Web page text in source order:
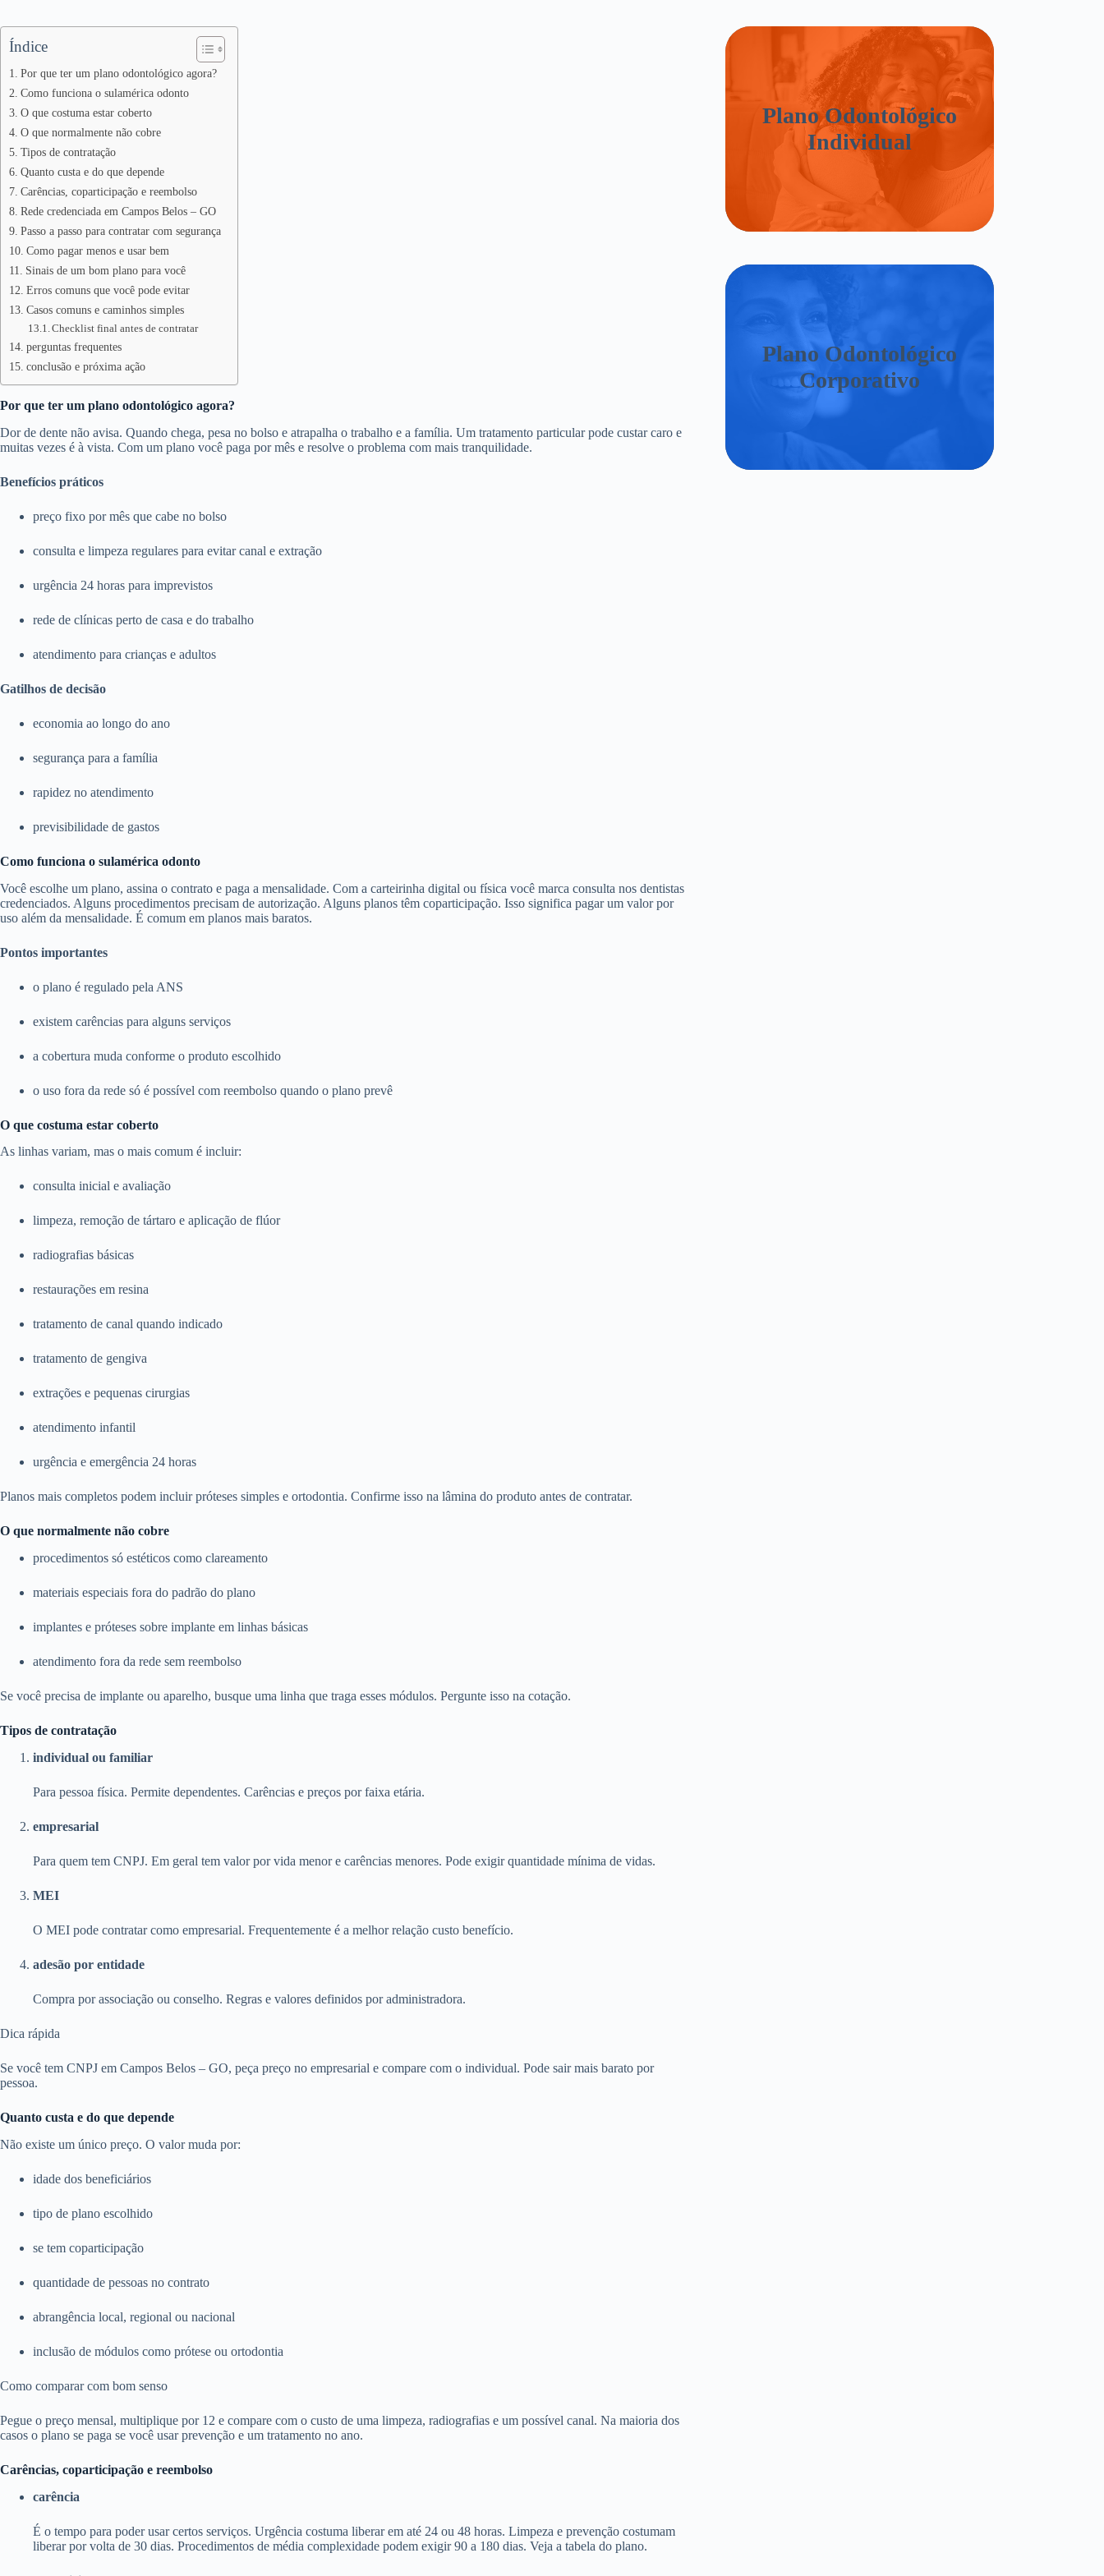
Índice
Por que ter um plano odontológico agora?
Como funciona o sulamérica odonto
O que costuma estar coberto
O que normalmente não cobre
Tipos de contratação
Quanto custa e do que depende
Carências, coparticipação e reembolso
Rede credenciada em Campos Belos – GO
Passo a passo para contratar com segurança
Como pagar menos e usar bem
Sinais de um bom plano para você
Erros comuns que você pode evitar
Casos comuns e caminhos simples
Checklist final antes de contratar
perguntas frequentes
conclusão e próxima ação
Por que ter um plano odontológico agora?
Dor de dente não avisa. Quando chega, pesa no bolso e atrapalha o trabalho e a família. Um tratamento particular pode custar caro e
muitas vezes é à vista. Com um plano você paga por mês e resolve o problema com mais tranquilidade.
Benefícios práticos
preço fixo por mês que cabe no bolso
consulta e limpeza regulares para evitar canal e extração
urgência 24 horas para imprevistos
rede de clínicas perto de casa e do trabalho
atendimento para crianças e adultos
Gatilhos de decisão
economia ao longo do ano
segurança para a família
rapidez no atendimento
previsibilidade de gastos
Como funciona o sulamérica odonto
Você escolhe um plano, assina o contrato e paga a mensalidade. Com a carteirinha digital ou física você marca consulta nos dentistas
credenciados. Alguns procedimentos precisam de autorização. Alguns planos têm coparticipação. Isso significa pagar um valor por
uso além da mensalidade. É comum em planos mais baratos.
Pontos importantes
o plano é regulado pela ANS
existem carências para alguns serviços
a cobertura muda conforme o produto escolhido
o uso fora da rede só é possível com reembolso quando o plano prevê
O que costuma estar coberto
As linhas variam, mas o mais comum é incluir:
consulta inicial e avaliação
limpeza, remoção de tártaro e aplicação de flúor
radiografias básicas
restaurações em resina
tratamento de canal quando indicado
tratamento de gengiva
extrações e pequenas cirurgias
atendimento infantil
urgência e emergência 24 horas
Planos mais completos podem incluir próteses simples e ortodontia. Confirme isso na lâmina do produto antes de contratar.
O que normalmente não cobre
procedimentos só estéticos como clareamento
materiais especiais fora do padrão do plano
implantes e próteses sobre implante em linhas básicas
atendimento fora da rede sem reembolso
Se você precisa de implante ou aparelho, busque uma linha que traga esses módulos. Pergunte isso na cotação.
Tipos de contratação
individual ou familiar
Para pessoa física. Permite dependentes. Carências e preços por faixa etária.
empresarial
Para quem tem CNPJ. Em geral tem valor por vida menor e carências menores. Pode exigir quantidade mínima de vidas.
MEI
O MEI pode contratar como empresarial. Frequentemente é a melhor relação custo benefício.
adesão por entidade
Compra por associação ou conselho. Regras e valores definidos por administradora.
Dica rápida
Se você tem CNPJ em Campos Belos – GO, peça preço no empresarial e compare com o individual. Pode sair mais barato por
pessoa.
Quanto custa e do que depende
Não existe um único preço. O valor muda por:
idade dos beneficiários
tipo de plano escolhido
se tem coparticipação
quantidade de pessoas no contrato
abrangência local, regional ou nacional
inclusão de módulos como prótese ou ortodontia
Como comparar com bom senso
Pegue o preço mensal, multiplique por 12 e compare com o custo de uma limpeza, radiografias e um possível canal. Na maioria dos
casos o plano se paga se você usar prevenção e um tratamento no ano.
Carências, coparticipação e reembolso
carência
É o tempo para poder usar certos serviços. Urgência costuma liberar em até 24 ou 48 horas. Limpeza e prevenção costumam
liberar por volta de 30 dias. Procedimentos de média complexidade podem exigir 90 a 180 dias. Veja a tabela do plano.
Plano Odontológico
Individual
Plano Odontológico
Corporativo